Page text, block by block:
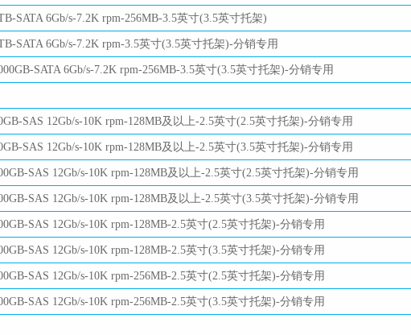
SATA 6Gb/s-7.2K rpm-256MB-3.5英寸(3.5英寸托架)
SATA 6Gb/s-7.2K rpm-3.5英寸(3.5英寸托架)-分销专用
SATA 6Gb/s-7.2K rpm-256MB-3.5英寸(3.5英寸托架)-分销专用
SAS 12Gb/s-10K rpm-128MB及以上-2.5英寸(2.5英寸托架)-分销专用
SAS 12Gb/s-10K rpm-128MB及以上-2.5英寸(3.5英寸托架)-分销专用
SAS 12Gb/s-10K rpm-128MB及以上-2.5英寸(2.5英寸托架)-分销专用
SAS 12Gb/s-10K rpm-128MB及以上-2.5英寸(3.5英寸托架)-分销专用
SAS 12Gb/s-10K rpm-128MB-2.5英寸(2.5英寸托架)-分销专用
SAS 12Gb/s-10K rpm-128MB-2.5英寸(3.5英寸托架)-分销专用
SAS 12Gb/s-10K rpm-256MB-2.5英寸(2.5英寸托架)-分销专用
SAS 12Gb/s-10K rpm-256MB-2.5英寸(3.5英寸托架)-分销专用